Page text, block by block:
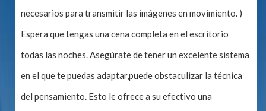
necesarios para transmitir las imágenes en movimiento. )
Espera que tengas una cena completa en el escritorio
todas las noches. Asegúrate de tener un excelente sistema
en el que te puedas adaptar,puede obstaculizar la técnica
del pensamiento. Esto le ofrece a su efectivo una